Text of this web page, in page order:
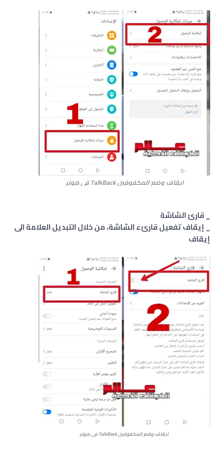
ايقاف وضع المكفوفين TalkBack في هونر
_ قارئ الشاشة
_ إيقاف تفعيل قارئء الشاشة، من خلال التبديل العلامة الى
إيقاف
ايقاف وضع المكفوفين TalkBack في هونر